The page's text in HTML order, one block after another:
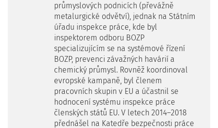
průmyslových podnicích (převážně
metalurgické odvětví), jednak na Státním
úřadu inspekce práce, kde byl
inspektorem odboru BOZP
specializujícím se na systémové řízení
BOZP, prevenci závažných havárií a
chemický průmysl. Rovněž koordinoval
evropské kampaně, byl členem
pracovních skupin v EU a účastnil se
hodnocení systému inspekce práce
členských států EU. V letech 2014–2018
přednášel na Katedře bezpečnosti práce